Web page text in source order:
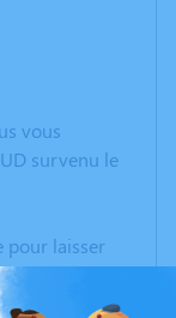
vous
survenu le
pour laisser
une
des